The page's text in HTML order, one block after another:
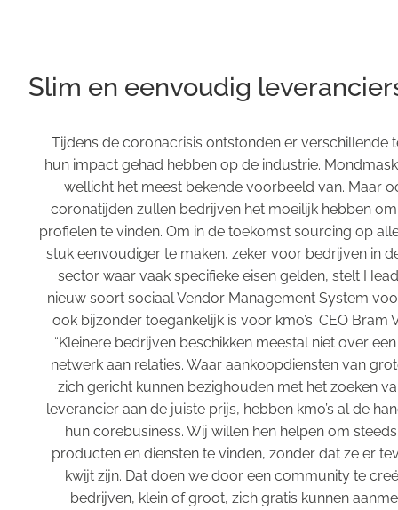
Slim en eenvoudig
Tijdens de coronacrisis ontstonden er verschillende
hun impact gehad hebben op de industrie.
wellicht het meest bekende voorbeeld van. Maar
coronatijden zullen bedrijven het moeilijk hebben
profielen te vinden. Om in de toekomst sourcing op
stuk eenvoudiger te maken, zeker voor bedrijven in
sector waar vaak specifieke eisen gelden, stelt
nieuw soort sociaal Vendor Management System
ook bijzonder toegankelijk is voor kmo’s. CEO Bram
“Kleinere bedrijven beschikken meestal niet over
netwerk aan relaties. Waar aankoopdiensten van
zich gericht kunnen bezighouden met het zoeken
leverancier aan de juiste prijs, hebben kmo’s al de
hun corebusiness. Wij willen hen helpen om
producten en diensten te vinden, zonder dat ze er
kwijt zijn. Dat doen we door een community te
bedrijven, klein of groot, zich gratis kunnen